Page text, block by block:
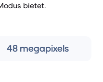
bietet.
48 megapixels